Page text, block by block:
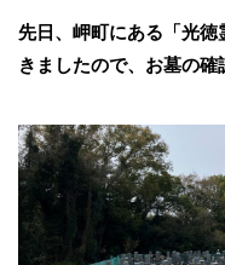
先日、岬町にある「光徳
きましたので、お墓の確